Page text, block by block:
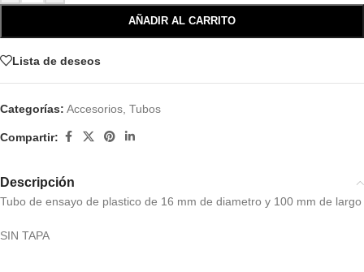
AÑADIR AL CARRITO
Lista de deseos
Categorías: Accesorios, Tubos
Compartir:
Descripción
Tubo de ensayo de plastico de 16 mm de diametro y 100 mm de largo
SIN TAPA